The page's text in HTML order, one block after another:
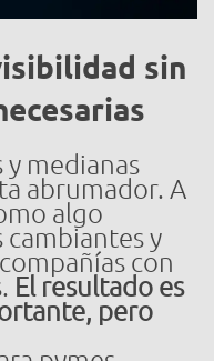
sin
y medianas
abrumador. A
algo
cambiantes y
con
El resultado es
pero